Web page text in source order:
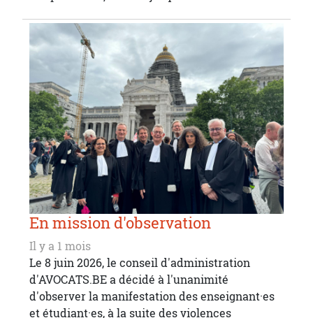
En mission d'observation
Il y a 1 mois
Le 8 juin 2026, le conseil d'administration
d'AVOCATS.BE a décidé à l'unanimité
d'observer la manifestation des enseignant·es
et étudiant·es, à la suite des violences